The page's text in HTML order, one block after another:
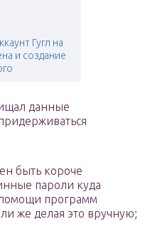
Гугл на
и создание
данные
быть короче
пароли куда
программ
же делая это вручную;